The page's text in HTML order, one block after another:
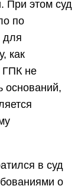
При этом суд
по
для
как
ГПК не
оснований,
в суд
о